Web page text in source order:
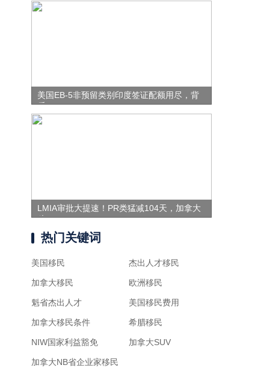
美国EB-5非预留类别印度签证配额用尽，背
后
LMIA审批大提速！PR类猛减104天，加拿大
移
热门关键词
美国移民
加拿大移民
魁省杰出人才
加拿大移民条件
NIW国家利益豁免
加拿大NB省企业家移民
杰出人才移民
欧洲移民
美国移民费用
希腊移民
加拿大SUV